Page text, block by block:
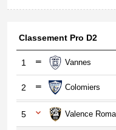
Classement Pro D2
1 Vannes
2 Colomiers
5 Valence